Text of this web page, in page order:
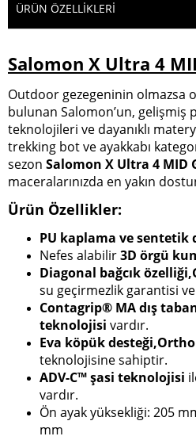
ÜRÜN ÖZELLIKLERI
Salomon X Ultra 4
Outdoor gezegeninin olmazsa
bulunan Salomon’un, gelişmiş
teknolojileri ve dayanıklı
trekking bot ve ayakkabı
sezon Salomon X Ultra 4 MID
maceralarınızda en yakın
Ürün Özellikler:
PU kaplama ve sentetik
Nefes alabilir3D örgü
Diagonal bağcık
su geçirmezlik garantisi
Contagrip® MA dış
teknolojisi vardır.
Eva köpük
teknolojisine sahiptir.
ADV-C™ şasi teknolojisi
vardır.
Ön ayak yüksekliği: 205
mm